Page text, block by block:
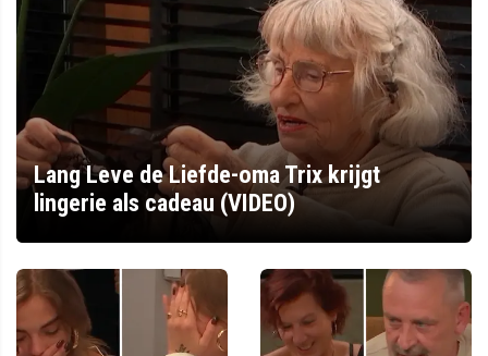
Lang Leve de Liefde-oma Trix krijgt
lingerie als cadeau (VIDEO)